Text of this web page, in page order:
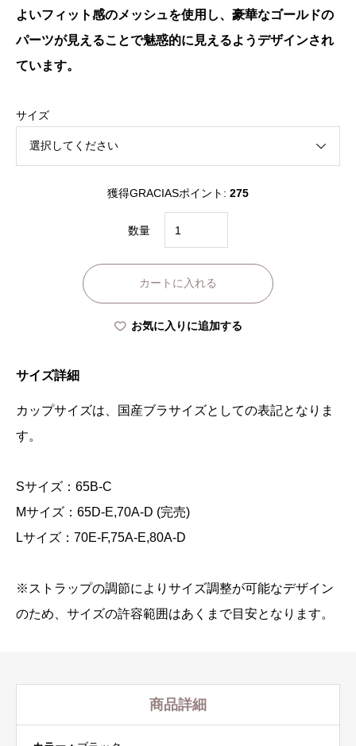
よいフィット感のメッシュを使用し、豪華なゴールドの
パーツが見えることで魅惑的に見えるようデザインされ
ています。
サイズ
獲得GRACIASポイント: 275
数量
Lingerie
LILITH
BRA
カートに入れる
お気に入りに追加する
サイズ詳細
カップサイズは、国産ブラサイズとしての表記となりま
す。
Sサイズ：65B-C
Mサイズ：65D-E,70A-D (完売)
Lサイズ：70E-F,75A-E,80A-D
※ストラップの調節によりサイズ調整が可能なデザイン
のため、サイズの許容範囲はあくまで目安となります。
商品詳細